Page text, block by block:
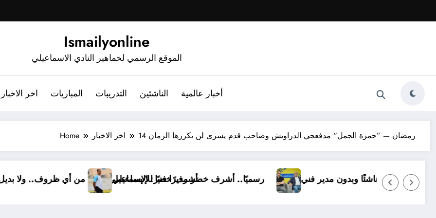
Ismailyonline
الموقع الرسمي لجماهير النادي الاسماعيلي
اخر الاخبار المباريات التدريبات الناشئين أخبار عالمية
Home اخر الاخبار 14 رمضان — ”حمزة الجمل“ مدفعجي الدراويش وصاحب قدم يسرى لن يكررها الزمان
أشرف خضر: الإسماعيلي
رسميًا.. أشرف خضر مديرًا فنيًا للإسماعيلي أسبوع على غلق القيد.. الإسماعيلي بـ14 ناشئًا وبدون مدير فني